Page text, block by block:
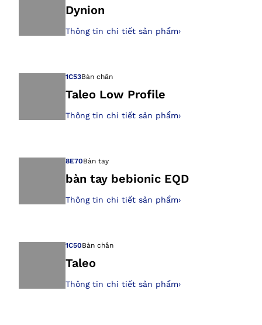
Dynion
Thông tin chi tiết sản phẩm›
1C53Bàn chân
Taleo Low Profile
Thông tin chi tiết sản phẩm›
8E70Bàn tay
bàn tay bebionic EQD
Thông tin chi tiết sản phẩm›
1C50Bàn chân
Taleo
Thông tin chi tiết sản phẩm›